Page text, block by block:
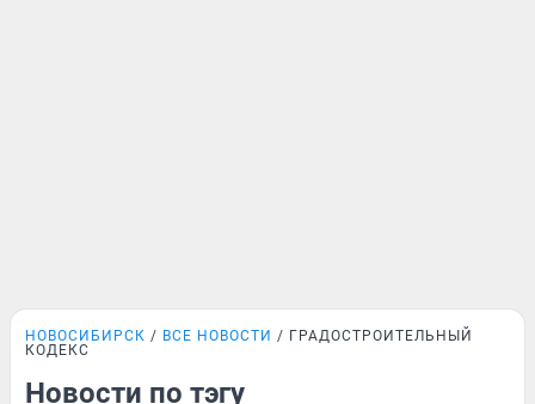
НОВОСИБИРСК ВСЕ НОВОСТИ
ГРАДОСТРОИТЕЛЬНЫЙ
КОДЕКС
Новости по тэгу